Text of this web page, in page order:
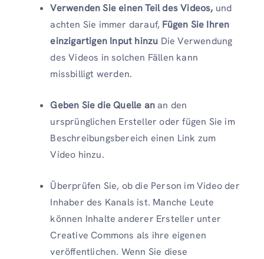
Verwenden Sie einen Teil des Videos, und
achten Sie immer darauf, Fügen Sie Ihren
einzigartigen Input hinzu Die Verwendung
des Videos in solchen Fällen kann
missbilligt werden.
Geben Sie die Quelle anan den
ursprünglichen Ersteller oder fügen Sie im
Beschreibungsbereich einen Link zum
Video hinzu.
Überprüfen Sie, ob die Person im Video der
Inhaber des Kanals ist. Manche Leute
können Inhalte anderer Ersteller unter
Creative Commons als ihre eigenen
veröffentlichen. Wenn Sie diese